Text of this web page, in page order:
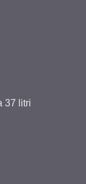
37 litri